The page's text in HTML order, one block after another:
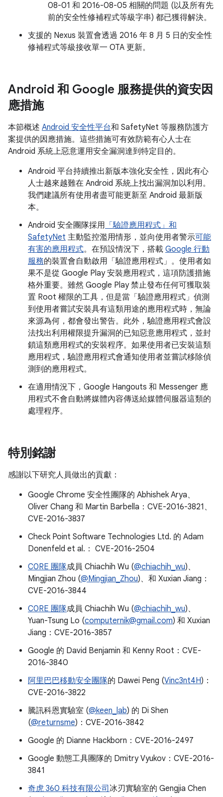
08-01 和 2016-08-05 相關的問題 (以及所有先
前的安全性修補程式等級字串) 都已獲得解決。
支援的 Nexus 裝置會透過 2016 年 8 月 5 日的安全性
修補程式等級接收單一 OTA 更新。
Android 和 Google 服務提供的資安因
應措施
本節概述 Android 安全性平台和 SafetyNet 等服務防護方
案提供的因應措施。這些措施可有效防範有心人士在
Android 系統上惡意運用安全漏洞達到特定目的。
Android 平台持續推出新版本強化安全性，因此有心
人士越來越難在 Android 系統上找出漏洞加以利用。
我們建議所有使用者盡可能更新至 Android 最新版
本。
Android 安全團隊採用 「驗證應用程式」和
SafetyNet 主動監控濫用情形，並向使用者警示可能
有害的應用程式。在預設情況下，搭載 Google 行動
服務的裝置會自動啟用「驗證應用程式」。使用者如
果不是從 Google Play 安裝應用程式，這項防護措施
格外重要。雖然 Google Play 禁止發布任何可獲取裝
置 Root 權限的工具，但是當「驗證應用程式」偵測
到使用者嘗試安裝具有這類用途的應用程式時，無論
來源為何，都會發出警告。此外，驗證應用程式會設
法找出利用權限提升漏洞的已知惡意應用程式，並封
鎖這類應用程式的安裝程序。如果使用者已安裝這類
應用程式，驗證應用程式會通知使用者並嘗試移除偵
測到的應用程式。
在適用情況下，Google Hangouts 和 Messenger 應
用程式不會自動將媒體內容傳送給媒體伺服器這類的
處理程序。
特別銘謝
感謝以下研究人員做出的貢獻：
Google Chrome 安全性團隊的 Abhishek Arya、
Oliver Chang 和 Martin Barbella：CVE-2016-3821、
CVE-2016-3837
Check Point Software Technologies Ltd. 的 Adam
Donenfeld et al.： CVE-2016-2504
C0RE 團隊成員 Chiachih Wu (@chiachih_wu)、
Mingjian Zhou (@Mingjian_Zhou)、和 Xuxian Jiang：
CVE-2016-3844
C0RE 團隊成員 Chiachih Wu (@chiachih_wu)、
Yuan-Tsung Lo (computernik@gmail.com) 和 Xuxian
Jiang：CVE-2016-3857
Google 的 David Benjamin 和 Kenny Root：CVE-
2016-3840
阿里巴巴移動安全團隊的 Dawei Peng (Vinc3nt4H)：
CVE-2016-3822
騰訊科恩實驗室 (@keen_lab) 的 Di Shen
(@returnsme)：CVE-2016-3842
Google 的 Dianne Hackborn：CVE-2016-2497
Google 動態工具團隊的 Dmitry Vyukov：CVE-2016-
3841
奇虎 360 科技有限公司 冰刃實驗室的 Gengjia Chen